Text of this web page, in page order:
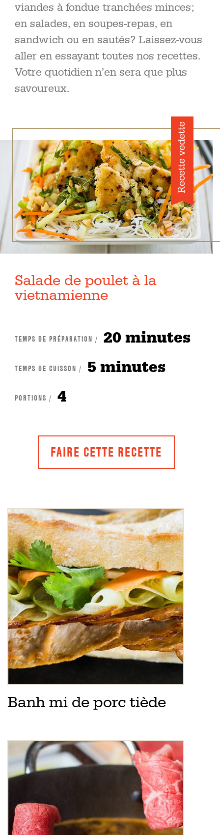
viandes à fondue tranchées minces;
en salades, en soupes-repas, en
sandwich ou en sautés? Laissez-vous
aller en essayant toutes nos recettes.
Votre quotidien n’en sera que plus
savoureux.
Recette vedette
Salade de poulet à la
vietnamienne
TEMPS DE PRÉPARATION / 20 minutes
TEMPS DE CUISSON / 5 minutes
PORTIONS / 4
FAIRE CETTE RECETTE
Banh mi de porc tiède